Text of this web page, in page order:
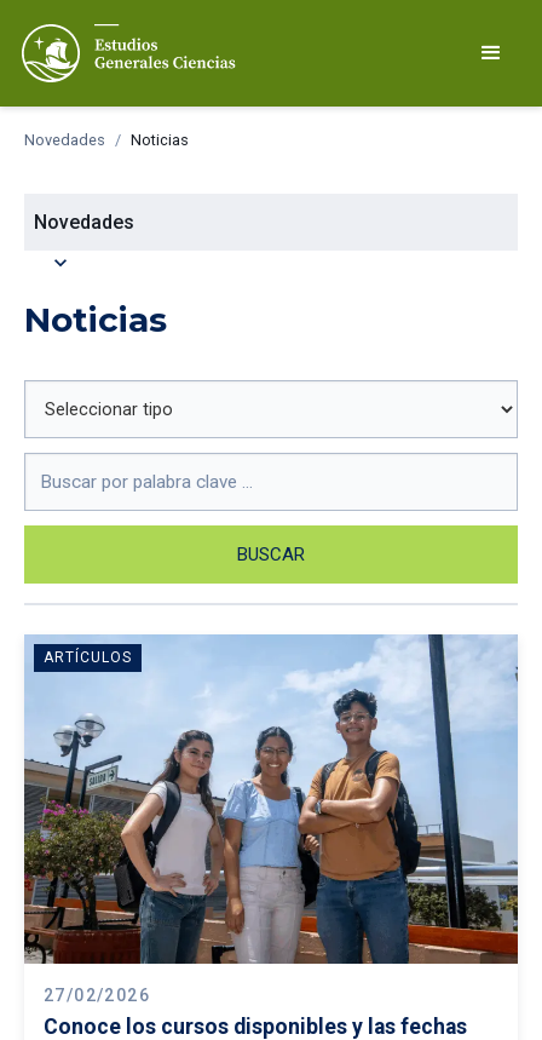
Novedades / Noticias
Novedades
expand_more
Noticias
ARTÍCULOS
27/02/2026
Conoce los cursos disponibles y las fechas